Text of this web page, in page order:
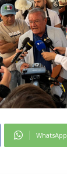
WhatsApp